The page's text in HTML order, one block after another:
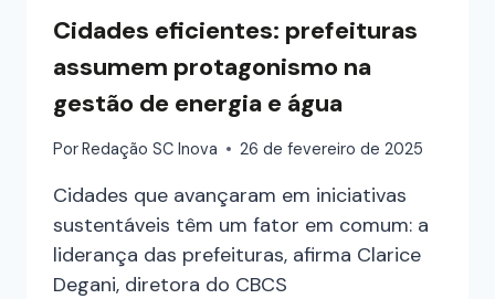
Cidades eficientes: prefeituras
assumem protagonismo na
gestão de energia e água
PorRedação SC Inova 26 de fevereiro de 2025
Cidades que avançaram em iniciativas
sustentáveis têm um fator em comum: a
liderança das prefeituras, afirma Clarice
Degani, diretora do CBCS